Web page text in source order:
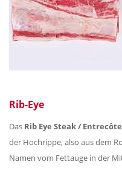
Rib-Eye
Das Rib Eye Steak / Entrecôte
der Hochrippe, also aus dem
Namen vom Fettauge in der